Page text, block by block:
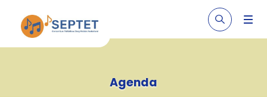
Agenda